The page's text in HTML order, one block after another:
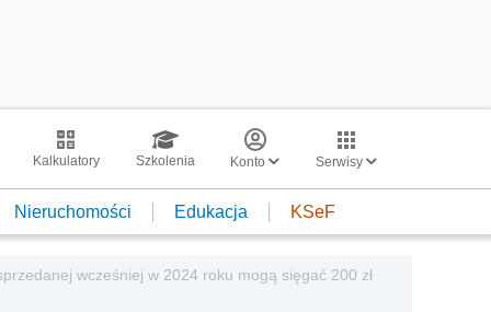
Kalkulatory Szkolenia Konto Serwisy
Nieruchomości Edukacja KSeF
wcześniej w 2024 roku mogą sięgać 200 zł